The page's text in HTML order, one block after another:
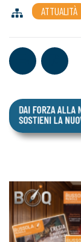
ATTUALITÀ